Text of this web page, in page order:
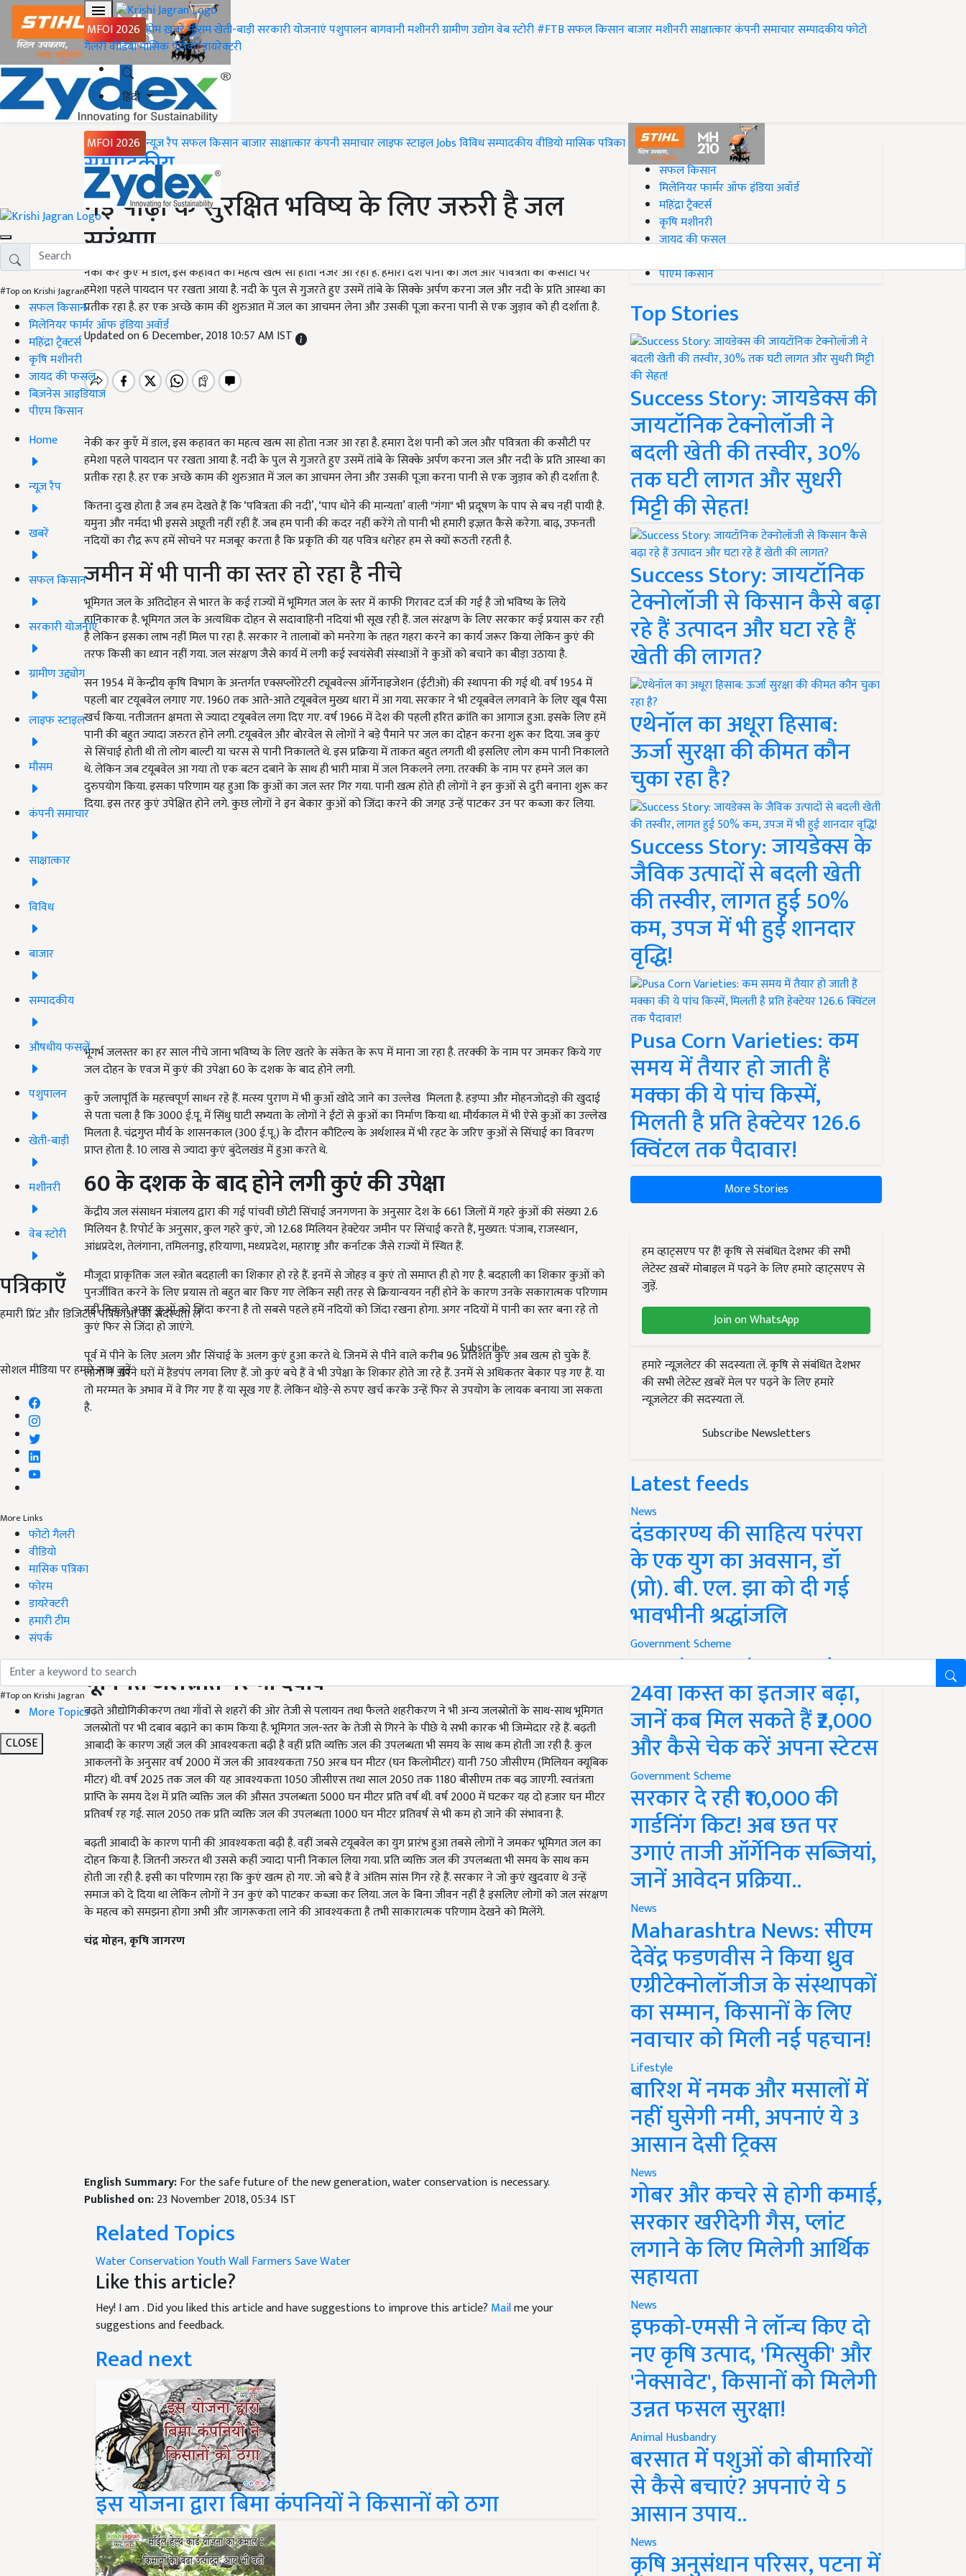
MFOI 2026 होमख़बरेंमौसमखेती-बाड़ीसरकारी योजनाएंपशुपालनबागवानीमशीनरीग्रामीण उद्योगवेब स्टोरी#FTBसफल किसानबाजारमशीनरीसाक्षात्कारकंपनी समाचारसम्पादकीयफोटो
गैलरीवीडियोमासिक पत्रिकाडायरेक्टरी
हिंदी
MFOI 2026 न्यूज़ रैपसफल किसानबाजारसाक्षात्कारकंपनी समाचारलाइफ स्टाइलJobsविविधसम्पादकीयवीडियोमासिक पत्रिका
#Top on Krishi Jagran
सफल किसान
मिलेनियर फार्मर ऑफ इंडिया अवॉर्ड
महिंद्रा ट्रैक्टर्स
कृषि मशीनरी
जायद की फसल
बिज़नेस आइडियाज
पीएम किसान
Home
न्यूज़ रैप
खबरें
सफल किसान
सरकारी योजनाएं
ग्रामीण उद्द्योग
लाइफ स्टाइल
मौसम
कंपनी समाचार
साक्षात्कार
विविध
बाजार
सम्पादकीय
औषधीय फसलें
पशुपालन
खेती-बाड़ी
मशीनरी
वेब स्टोरी
पत्रिकाएँ
हमारी प्रिंट और डिजिटल पत्रिकाओं की सदस्यता लें
Subscribe
सोशल मीडिया पर हमारे साथ जुड़ें:
More Links
फोटो गैलरी
वीडियो
मासिक पत्रिका
फोरम
डायरेक्टरी
हमारी टीम
संपर्क
#Top on Krishi Jagran
More Topics
CLOSE
Home
सम्पादकीय
नई पीढ़ी के सुरक्षित भविष्य के लिए जरुरी है जल
सरंक्षण
नेकी कर कुएँ में डाल, इस कहावत का महत्व खत्म सा होता नजर आ रहा है. हमारा देश पानी को जल और पवित्रता की कसौटी पर
हमेशा पहले पायदान पर रखता आया है. नदी के पुल से गुजरते हुए उसमें तांबे के सिक्के अर्पण करना जल और नदी के प्रति आस्था का
प्रतीक रहा है. हर एक अच्छे काम की शुरुआत में जल का आचमन लेना और उसकी पूजा करना पानी से एक जुड़ाव को ही दर्शाता है.
Updated on 6 December, 2018 10:57 AM IST
नेकी कर कुएँ में डाल, इस कहावत का महत्व खत्म सा होता नजर आ रहा है. हमारा देश पानी को जल और पवित्रता की कसौटी पर
हमेशा पहले पायदान पर रखता आया है. नदी के पुल से गुजरते हुए उसमें तांबे के सिक्के अर्पण करना जल और नदी के प्रति आस्था का
प्रतीक रहा है. हर एक अच्छे काम की शुरुआत में जल का आचमन लेना और उसकी पूजा करना पानी से एक जुड़ाव को ही दर्शाता है.
कितना दुःख होता है जब हम देखते हैं कि ‘पवित्रता की नदी’, ‘पाप धोने की मान्यता’ वाली "गंगा" भी प्रदूषण के पाप से बच नहीं पायी है.
यमुना और नर्मदा भी इससे अछूती नहीं रहीं हैं. जब हम पानी की कदर नहीं करेंगे तो पानी भी हमारी इज़्ज़त कैसे करेगा. बाढ़, उफनती
नदियों का रौद्र रूप हमें सोचने पर मजबूर करता है कि प्रकृति की यह पवित्र धरोहर हम से क्यों रूठती रहती है.
जमीन में भी पानी का स्तर हो रहा है नीचे
भूमिगत जल के अतिदोहन से भारत के कई राज्यों में भूमिगत जल के स्तर में काफी गिरावट दर्ज की गई है जो भविष्य के लिये
हानिकारक है. भूमिगत जल के अत्यधिक दोहन से सदावाहिनी नदियां भी सूख रही हैं. जल संरक्षण के लिए सरकार कई प्रयास कर रही
है लेकिन इसका लाभ नहीं मिल पा रहा है. सरकार ने तालाबों को मनरेगा के तहत गहरा करने का कार्य जरूर किया लेकिन कुएं की
तरफ किसी का ध्यान नहीं गया. जल संरक्षण जैसे कार्य में लगी कई स्वयंसेवी संस्थाओं ने कुओं को बचाने का बीड़ा उठाया है.
सन 1954 में केन्द्रीय कृषि विभाग के अन्तर्गत एक्सप्लोरेटरी ट्यूबवेल्स ऑर्गेनाइजेशन (ईटीओ) की स्थापना की गई थी. वर्ष 1954 में
पहली बार टयूबवेल लगाए गए. 1960 तक आते-आते टयूबवेल मुख्य धारा में आ गया. सरकार ने भी टयूबवेल लगवाने के लिए खूब पैसा
खर्च किया. नतीजतन क्षमता से ज्यादा टयूबवेल लगा दिए गए. वर्ष 1966 में देश की पहली हरित क्रांति का आगाज हुआ. इसके लिए हमें
पानी की बहुत ज्यादा जरुरत होने लगी. टयूबवेल और बोरवेल से लोगों ने बड़े पैमाने पर जल का दोहन करना शुरू कर दिया. जब कुएं
से सिंचाई होती थी तो लोग बाल्टी या चरस से पानी निकालते थे. इस प्रक्रिया में ताकत बहुत लगती थी इसलिए लोग कम पानी निकालते
थे. लेकिन जब टयूबवेल आ गया तो एक बटन दबाने के साथ ही भारी मात्रा में जल निकलने लगा. तरक्की के नाम पर हमने जल का
दुरुपयोग किया. इसका परिणाम यह हुआ कि कुओं का जल स्तर गिर गया. पानी खत्म होते ही लोगों ने इन कुओं से दुरी बनाना शुरू कर
दिया. इस तरह कुएं उपेक्षित होने लगे. कुछ लोगों ने इन बेकार कुओं को जिंदा करने की जगह उन्हें पाटकर उन पर कब्जा कर लिया.
भूगर्भ जलस्तर का हर साल नीचे जाना भविष्य के लिए खतरे के संकेत के रूप में माना जा रहा है. तरक्की के नाम पर जमकर किये गए
जल दोहन के एवज में कुएं की उपेक्षा 60 के दशक के बाद होने लगी.
कुएँ जलापूर्ति के महत्त्वपूर्ण साधन रहे हैं. मत्स्य पुराण में भी कुआँ खोदे जाने का उल्लेख मिलता है. हड़प्पा और मोहनजोदड़ो की खुदाई
से पता चला है कि 3000 ई.पू. में सिंधु घाटी सभ्यता के लोगों ने ईंटों से कुओं का निर्माण किया था. मौर्यकाल में भी ऐसे कुओं का उल्लेख
मिलता है. चंद्रगुप्त मौर्य के शासनकाल (300 ई.पू.) के दौरान कौटिल्य के अर्थशास्त्र में भी रहट के जरिए कुओं से सिंचाई का विवरण
प्राप्त होता है. 10 लाख से ज्यादा कुएं बुंदेलखंड में हुआ करते थे.
60केदशककेबादहोनेलगीकुएंकीउपेक्षा
केंद्रीय जल संसाधन मंत्रालय द्वारा की गई पांचवीं छोटी सिंचाई जनगणना के अनुसार देश के 661 जिलों में गहरे कुंओं की संख्या 2.6
मिलियन है. रिपोर्ट के अनुसार, कुल गहरे कुएं, जो 12.68 मिलियन हेक्टेयर जमीन पर सिंचाई करते हैं, मुख्यत: पंजाब, राजस्थान,
आंध्रप्रदेश, तेलंगाना, तमिलनाडु, हरियाणा, मध्यप्रदेश, महाराष्ट्र और कर्नाटक जैसे राज्यों में स्थित हैं.
मौजूदा प्राकृतिक जल स्त्रोत बदहाली का शिकार हो रहे हैं. इनमें से जोहड़ व कुएं तो समाप्त ही हो गए है. बदहाली का शिकार कुओं को
पुनर्जीवित करने के लिए प्रयास तो बहुत बार किए गए लेकिन सही तरह से क्रियान्वयन नहीं होने के कारण उनके सकारात्मक परिणाम
नहीं निकले. अगर कुओं को जिंदा करना है तो सबसे पहले हमें नदियों को जिंदा रखना होगा. अगर नदियों में पानी का स्तर बना रहे तो
कुएं फिर से जिंदा हो जाएंगे.
पूर्व में पीने के लिए अलग और सिंचाई के अलग कुएं हुआ करते थे. जिनमें से पीने वाले करीब 96 प्रतिशत कुएं अब खत्म हो चुके हैं.
लोगों ने अपने घरों में हैंडपंप लगवा लिए हैं. जो कुएं बचे हैं वे भी उपेक्षा के शिकार होते जा रहे हैं. उनमें से अधिकतर बेकार पड़ गए हैं. या
तो मरम्मत के अभाव में वे गिर गए हैं या सूख गए हैं. लेकिन थोड़े-से रुपए खर्च करके उन्हें फिर से उपयोग के लायक बनाया जा सकता
है.
भूमिगतजलस्रोतपरभीदबाव
बढ़ते औद्योगिकीकरण तथा गाँवों से शहरों की ओर तेजी से पलायन तथा फैलते शहरीकरण ने भी अन्य जलस्रोतों के साथ-साथ भूमिगत
जलस्रोतों पर भी दबाव बढ़ाने का काम किया है. भूमिगत जल-स्तर के तेजी से गिरने के पीछे ये सभी कारक भी जिम्मेदार रहे हैं. बढ़ती
आबादी के कारण जहाँ जल की आवश्यकता बढ़ी है वहीं प्रति व्यक्ति जल की उपलब्धता भी समय के साथ कम होती जा रही है. कुल
आकलनों के अनुसार वर्ष 2000 में जल की आवश्यकता 750 अरब घन मीटर (घन किलोमीटर) यानी 750 जीसीएम (मिलियन क्यूबिक
मीटर) थी. वर्ष 2025 तक जल की यह आवश्यकता 1050 जीसीएस तथा साल 2050 तक 1180 बीसीएम तक बढ़ जाएगी. स्वतंत्रता
प्राप्ति के समय देश में प्रति व्यक्ति जल की औसत उपलब्धता 5000 घन मीटर प्रति वर्ष थी. वर्ष 2000 में घटकर यह दो हजार घन मीटर
प्रतिवर्ष रह गई. साल 2050 तक प्रति व्यक्ति जल की उपलब्धता 1000 घन मीटर प्रतिवर्ष से भी कम हो जाने की संभावना है.
बढ़ती आबादी के कारण पानी की आवश्यकता बढ़ी है. वहीं जबसे टयूबवेल का युग प्रारंभ हुआ तबसे लोगों ने जमकर भूमिगत जल का
दोहन किया है. जितनी जरुरत थी उससे कहीं ज्यादा पानी निकाल लिया गया. प्रति व्यक्ति जल की उपलब्धता भी समय के साथ कम
होती जा रही है. इसी का परिणाम रहा कि कुएं खत्म हो गए. जो बचे हैं वे अंतिम सांस गिन रहे हैं. सरकार ने जो कुएं खुदवाए थे उन्हें
समाज को दे दिया था लेकिन लोगों ने उन कुएं को पाटकर कब्जा कर लिया. जल के बिना जीवन नहीं है इसलिए लोगों को जल संरक्षण
के महत्व को समझना होगा अभी और जागरूकता लाने की आवश्यकता है तभी साकारात्मक परिणाम देखने को मिलेंगे.
चंद्र मोहन, कृषि जागरण
English Summary:For the safe future of the new generation, water conservation is necessary.
Published on:23 November 2018, 05:34 IST
Related Topics
Water ConservationYouthWallFarmersSave Water
Like this article?
Hey! I am. Did you liked this article and have suggestions to improve this article? Mailme your
suggestions and feedback.
Read next
इस योजना द्वारा बिमा कंपनियों ने किसानों को ठगा
#Top on Krishi Jagran
सफल किसान
मिलेनियर फार्मर ऑफ इंडिया अवॉर्ड
महिंद्रा ट्रैक्टर्स
कृषि मशीनरी
जायद की फसल
पीएम किसान
Top Stories
Success Story: जायडेक्स की
जायटॉनिक टेक्नोलॉजी ने
बदली खेती की तस्वीर, 30%
तक घटी लागत और सुधरी
मिट्टी की सेहत!
Success Story: जायटॉनिक
टेक्नोलॉजी से किसान कैसे बढ़ा
रहे हैं उत्पादन और घटा रहे हैं
खेती की लागत?
एथेनॉल का अधूरा हिसाब:
ऊर्जा सुरक्षा की कीमत कौन
चुका रहा है?
Success Story: जायडेक्स के
जैविक उत्पादों से बदली खेती
की तस्वीर, लागत हुई 50%
कम, उपज में भी हुई शानदार
वृद्धि!
Pusa Corn Varieties: कम
समय में तैयार हो जाती हैं
मक्का की ये पांच किस्में,
मिलती है प्रति हेक्टेयर 126.6
क्विंटल तक पैदावार!
More Stories
हम व्हाट्सएप पर हैं! कृषि से संबंधित देशभर की सभी
लेटेस्ट ख़बरें मोबाइल में पढ़ने के लिए हमारे व्हाट्सएप से
जुड़ें.
Join on WhatsApp
हमारे न्यूज़लेटर की सदस्यता लें. कृषि से संबंधित देशभर
की सभी लेटेस्ट ख़बरें मेल पर पढ़ने के लिए हमारे
न्यूज़लेटर की सदस्यता लें.
Subscribe Newsletters
Latest feeds
News
दंडकारण्य की साहित्य परंपरा
के एक युग का अवसान, डॉ
(प्रो). बी. एल. झा को दी गई
भावभीनी श्रद्धांजलि
Government Scheme
PM Kisan Yojana Update:
24वीं किस्त का इंतजार बढ़ा,
जानें कब मिल सकते हैं ₹2,000
और कैसे चेक करें अपना स्टेटस
Government Scheme
सरकार दे रही ₹10,000 की
गार्डनिंग किट! अब छत पर
उगाएं ताजी ऑर्गेनिक सब्जियां,
जानें आवेदन प्रक्रिया..
News
Maharashtra News: सीएम
देवेंद्र फडणवीस ने किया ध्रुव
एग्रीटेक्नोलॉजीज के संस्थापकों
का सम्मान, किसानों के लिए
नवाचार को मिली नई पहचान!
Lifestyle
बारिश में नमक और मसालों में
नहीं घुसेगी नमी, अपनाएं ये 3
आसान देसी ट्रिक्स
News
गोबर और कचरे से होगी कमाई,
सरकार खरीदेगी गैस, प्लांट
लगाने के लिए मिलेगी आर्थिक
सहायता
News
इफको-एमसी ने लॉन्च किए दो
नए कृषि उत्पाद, 'मित्सुकी' और
'नेक्सावेट', किसानों को मिलेगी
उन्नत फसल सुरक्षा!
Animal Husbandry
बरसात में पशुओं को बीमारियों
से कैसे बचाएं? अपनाएं ये 5
आसान उपाय..
News
कृषि अनुसंधान परिसर, पटना में